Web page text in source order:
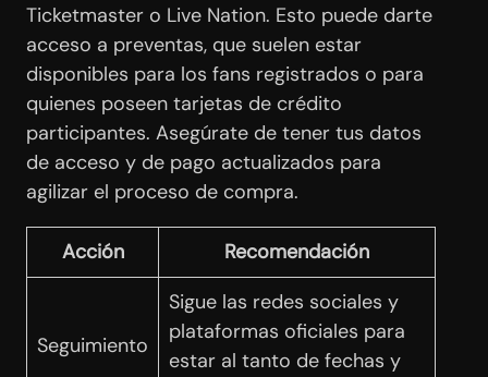
Ticketmaster o Live Nation. Esto puede darte
acceso a preventas, que suelen estar
disponibles para los fans registrados o para
quienes poseen tarjetas de crédito
participantes. Asegúrate de tener tus datos
de acceso y de pago actualizados para
agilizar el proceso de compra.
Acción Recomendación
Seguimiento
Sigue las redes sociales y
plataformas oficiales para
estar al tanto de fechas y